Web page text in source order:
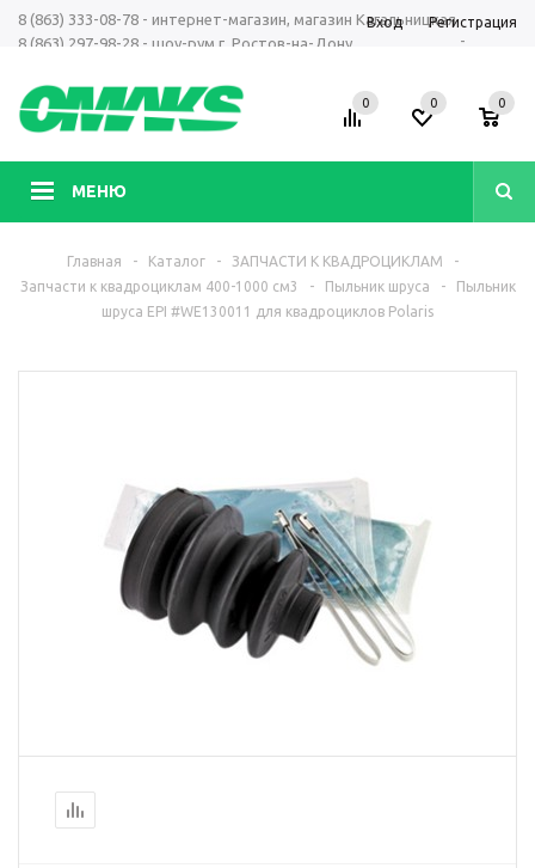
8 (863) 333-08-78 - интернет-магазин, магазин Кагальницкая
8 (863) 297-98-28 - шоу-рум г. Ростов-на-Дону
-
Вход Регистрация
МЕНЮ
0 0 0
Главная - Каталог - ЗАПЧАСТИ К КВАДРОЦИКЛАМ
-
Запчасти к квадроциклам 400-1000 см3
- Пыльник шруса -
Пыльник
шруса EPI #WE130011 для квадроциклов Polaris